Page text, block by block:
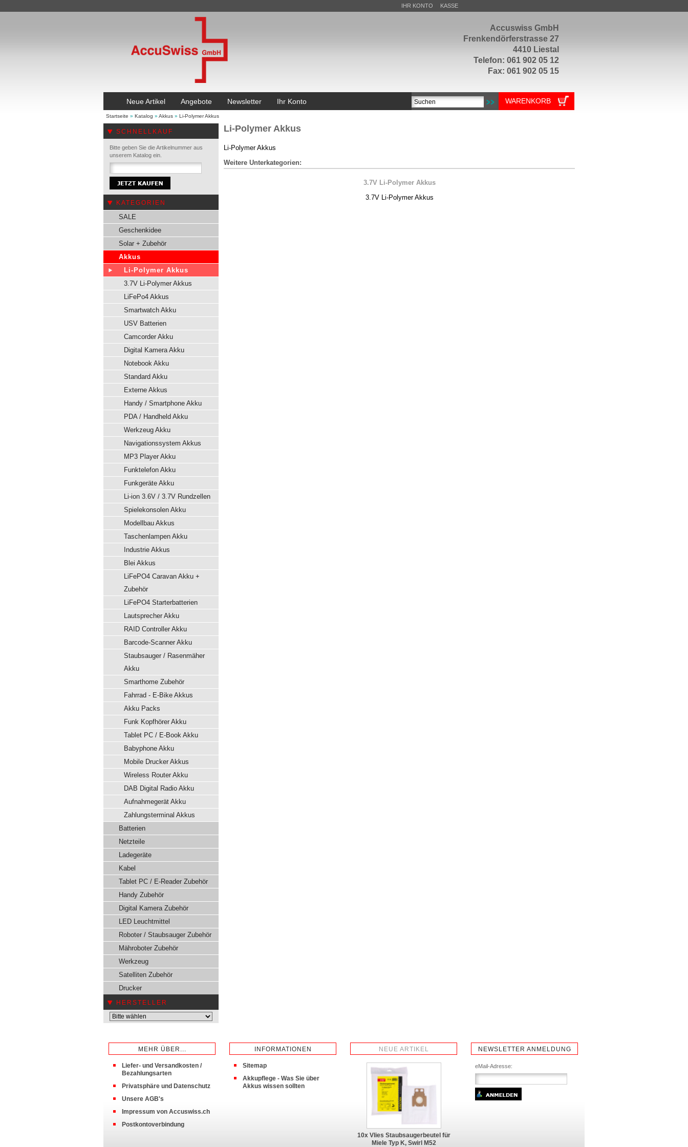
Accuswiss GmbH
Frenkendörferstrasse 27
4410 Liestal
Telefon: 061 902 05 12
Fax: 061 902 05 15
IHR KONTO KASSE
Neue Artikel Angebote Newsletter Ihr Konto WARENKORB
Startseite » Katalog » Akkus » Li-Polymer Akkus
SCHNELLKAUF
Bitte geben Sie die Artikelnummer aus
unserem Katalog ein.
KATEGORIEN
SALE
Geschenkidee
Solar + Zubehör
Akkus
Li-Polymer Akkus
3.7V Li-Polymer Akkus
LiFePo4 Akkus
Smartwatch Akku
USV Batterien
Camcorder Akku
Digital Kamera Akku
Notebook Akku
Standard Akku
Externe Akkus
Handy / Smartphone Akku
PDA / Handheld Akku
Werkzeug Akku
Navigationssystem Akkus
MP3 Player Akku
Funktelefon Akku
Funkgeräte Akku
Li-ion 3.6V / 3.7V Rundzellen
Spielekonsolen Akku
Modellbau Akkus
Taschenlampen Akku
Industrie Akkus
Blei Akkus
LiFePO4 Caravan Akku +
Zubehör
LiFePO4 Starterbatterien
Lautsprecher Akku
RAID Controller Akku
Barcode-Scanner Akku
Staubsauger / Rasenmäher
Akku
Smarthome Zubehör
Fahrrad - E-Bike Akkus
Akku Packs
Funk Kopfhörer Akku
Tablet PC / E-Book Akku
Babyphone Akku
Mobile Drucker Akkus
Wireless Router Akku
DAB Digital Radio Akku
Aufnahmegerät Akku
Zahlungsterminal Akkus
Batterien
Netzteile
Ladegeräte
Kabel
Tablet PC / E-Reader Zubehör
Handy Zubehör
Digital Kamera Zubehör
LED Leuchtmittel
Roboter / Staubsauger Zubehör
Mähroboter Zubehör
Werkzeug
Satelliten Zubehör
Drucker
HERSTELLER
Li-Polymer Akkus
Li-Polymer Akkus
Weitere Unterkategorien:
3.7V Li-Polymer Akkus
3.7V Li-Polymer Akkus
MEHR ÜBER...
Liefer- und Versandkosten /
Bezahlungsarten
Privatsphäre und Datenschutz
Unsere AGB's
Impressum von Accuswiss.ch
Postkontoverbindung
INFORMATIONEN
Sitemap
Akkupflege - Was Sie über
Akkus wissen sollten
NEUE ARTIKEL
10x Vlies Staubsaugerbeutel für
Miele Typ K, Swirl M52
NEWSLETTER ANMELDUNG
eMail-Adresse: